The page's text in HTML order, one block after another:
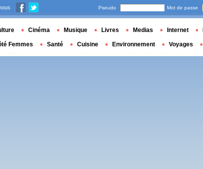
Pseudo Mot de passe
Cinéma Musique Livres Medias Internet
Femmes Santé Cuisine Environnement Voyages